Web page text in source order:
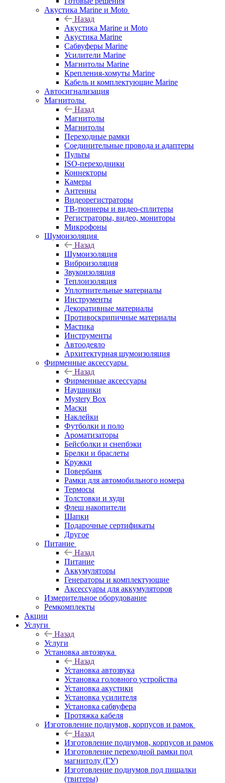
Акустика Marine и Moto
Назад
Акустика Marine и Moto
Акустика Marine
Сабвуферы Marine
Усилители Marine
Магнитолы Marine
Крепления-хомуты Marine
Кабель и комплектующие Marine
Автосигнализация
Магнитолы
Назад
Магнитолы
Магнитолы
Переходные рамки
Соединительные провода и адаптеры
Пульты
ISO-переходники
Коннекторы
Камеры
Антенны
Видеорегистраторы
ТВ-тюннеры и видео-сплитеры
Регистраторы, видео, мониторы
Микрофоны
Шумоизоляция
Назад
Шумоизоляция
Виброизоляция
Звукоизоляция
Теплоизоляция
Уплотнительные материалы
Инструменты
Декоративные материалы
Противоскрипичные материалы
Мастика
Инструменты
Автоодеяло
Архитектурная шумоизоляция
Фирменные аксессуары
Назад
Фирменные аксессуары
Наушники
Mystery Box
Маски
Наклейки
Футболки и поло
Ароматизаторы
Бейсболки и снепбэки
Брелки и браслеты
Кружки
Повербанк
Рамки для автомобильного номера
Термосы
Толстовки и худи
Флеш накопители
Шапки
Подарочные сертификаты
Другое
Питание
Назад
Питание
Аккумуляторы
Генераторы и комплектующие
Аксессуары для аккумуляторов
Измерительное оборудование
Ремкомплекты
Акции
Услуги
Назад
Услуги
Установка автозвука
Назад
Установка автозвука
Установка головного устройства
Установка акустики
Установка усилителя
Установка сабвуфера
Протяжка кабеля
Изготовление подиумов, корпусов и рамок
Назад
Изготовление подиумов, корпусов и рамок
Изготовление переходной рамки под
магнитолу (ГУ)
Изготовление подиумов под пищалки
(твитеры)